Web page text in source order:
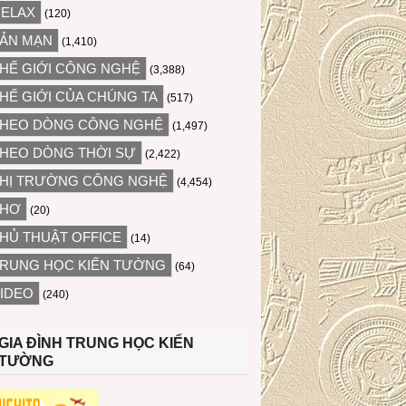
(120)
MẠN (1,410)
GIỚI CÔNG NGHỆ (3,388)
GIỚI CỦA CHÚNG TA (517)
DÒNG CÔNG NGHỆ (1,497)
DÒNG THỜI SỰ (2,422)
TRƯỜNG CÔNG NGHỆ (4,454)
(20)
THUẬT OFFICE (14)
HỌC KIẾN TƯỜNG (64)
(240)
ĐÌNH TRUNG HỌC KIẾN